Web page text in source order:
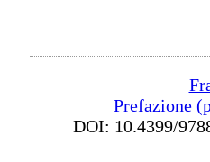
Prefazione
DOI: 10.4399/